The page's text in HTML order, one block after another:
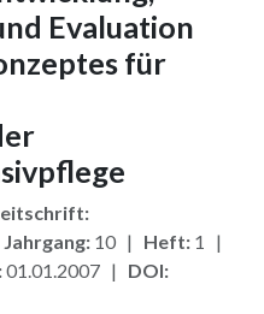
Evaluation
für
Jahrgang: 10 | Heft: 1 |
01.01.2007 | DOI: